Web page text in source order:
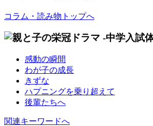
コラム・読み物トップへ
感動の瞬間
わが子の成長
きずな
ハプニングを乗り超えて
後輩たちへ
関連キーワードへ